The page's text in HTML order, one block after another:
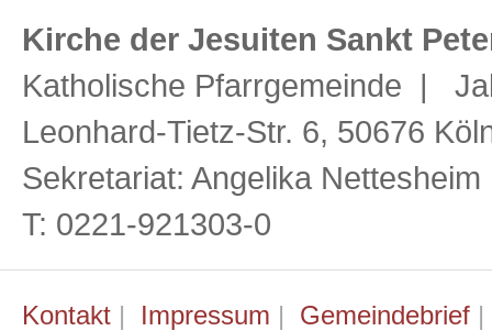
Kirche der Jesuiten Sankt
Katholische Pfarrgemeinde |
Leonhard-Tietz-Str. 6, 50676
Sekretariat: Angelika
T: 0221-921303-0
Kontakt | Impressum | Gemeindebrief